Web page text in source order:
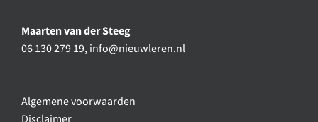
Maarten van der Steeg
06 130 279 19,info@nieuwleren.nl
Algemene voorwaarden